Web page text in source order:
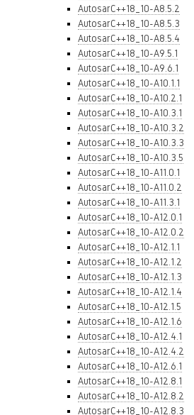
AutosarC++18_10-A8.5.2
AutosarC++18_10-A8.5.3
AutosarC++18_10-A8.5.4
AutosarC++18_10-A9.5.1
AutosarC++18_10-A9.6.1
AutosarC++18_10-A10.1.1
AutosarC++18_10-A10.2.1
AutosarC++18_10-A10.3.1
AutosarC++18_10-A10.3.2
AutosarC++18_10-A10.3.3
AutosarC++18_10-A10.3.5
AutosarC++18_10-A11.0.1
AutosarC++18_10-A11.0.2
AutosarC++18_10-A11.3.1
AutosarC++18_10-A12.0.1
AutosarC++18_10-A12.0.2
AutosarC++18_10-A12.1.1
AutosarC++18_10-A12.1.2
AutosarC++18_10-A12.1.3
AutosarC++18_10-A12.1.4
AutosarC++18_10-A12.1.5
AutosarC++18_10-A12.1.6
AutosarC++18_10-A12.4.1
AutosarC++18_10-A12.4.2
AutosarC++18_10-A12.6.1
AutosarC++18_10-A12.8.1
AutosarC++18_10-A12.8.2
AutosarC++18_10-A12.8.3